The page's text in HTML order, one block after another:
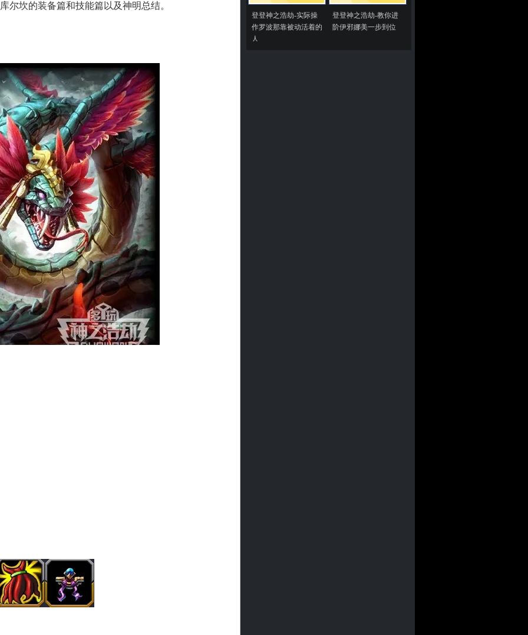
尔坎的装备篇和技能篇以及神明总结。
登登神之浩劫-实际操
作罗波那靠被动活着的
人
登登神之浩劫-教你进
阶伊邪娜美一步到位